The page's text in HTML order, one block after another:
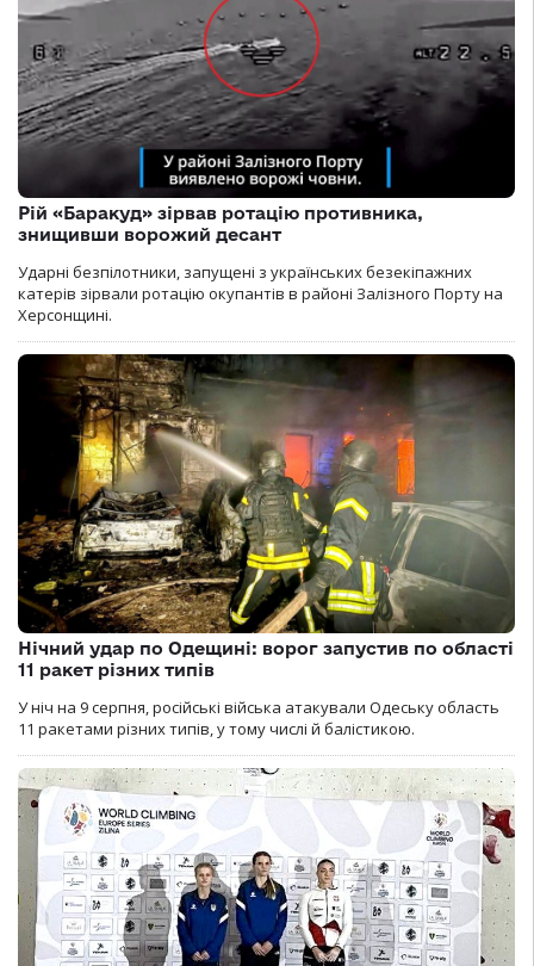
Рій «Баракуд» зірвав ротацію противника,
знищивши ворожий десант
Ударні безпілотники, запущені з українських безекіпажних
катерів зірвали ротацію окупантів в районі Залізного Порту на
Херсонщині.
Нічний удар по Одещині: ворог запустив по області
11 ракет різних типів
У ніч на 9 серпня, російські війська атакували Одеську область
11 ракетами різних типів, у тому числі й балістикою.